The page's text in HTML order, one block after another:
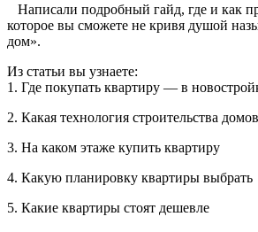
Написали подробный гайд, где и как
которое вы сможете не кривя душой
дом».
Из статьи вы узнаете:
1. Где покупать квартиру — в
2. Какая технология строительства
3. На каком этаже купить квартиру
4. Какую планировку квартиры выбрать
5. Какие квартиры стоят дешевле